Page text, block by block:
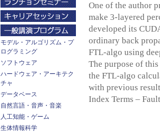
モデル・アルゴリズム・プ
ログラミング
ソフトウェア
ハードウェア・アーキテク
チャ
データベース
自然言語・音声・音楽
人工知能・ゲーム
生体情報科学
One of the author
make 3-layered
developed its
ordinary back
FTL-algo using
The purpose of
the FTL-algo
with previous
Index Terms –